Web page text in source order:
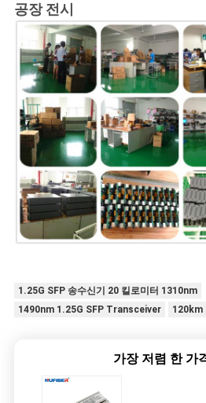
공장 전시
1.25G SFP 송수신기 20 킬로미터 1310nm
1490nm 1.25G SFP Transceiver
120km
가장 저렴 한 가